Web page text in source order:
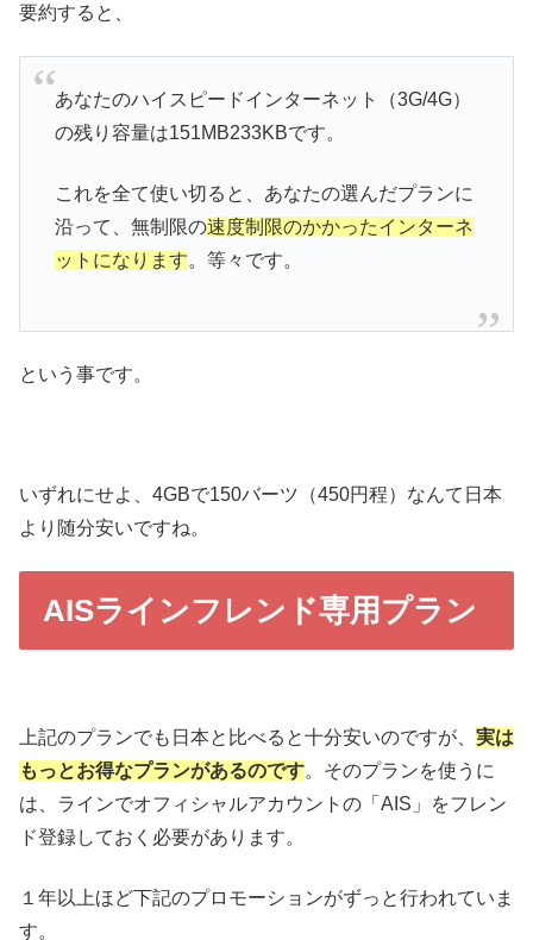
要約すると、
あなたのハイスピードインターネット（3G/4G）
の残り容量は151MB233KBです。
これを全て使い切ると、あなたの選んだプランに
沿って、無制限の速度制限のかかったインターネ
ットになります。等々です。
という事です。
いずれにせよ、4GBで150バーツ（450円程）なんて日本
より随分安いですね。
AISラインフレンド専用プラン
上記のプランでも日本と比べると十分安いのですが、 実は
もっとお得なプランがあるのです。そのプランを使うに
は、ラインでオフィシャルアカウントの「AIS」をフレン
ド登録しておく必要があります。
１年以上ほど下記のプロモーションがずっと行われていま
す。